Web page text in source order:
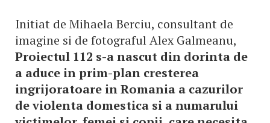
Initiat de Mihaela Berciu, consultant de
imagine si de fotograful Alex Galmeanu,
Proiectul 112 s-a nascut din dorinta de
a aduce in prim-plan cresterea
ingrijoratoare in Romania a cazurilor
de violenta domestica si a numarului